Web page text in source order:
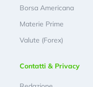
Borsa Americana
Materie Prime
Valute (Forex)
Contatti & Privacy